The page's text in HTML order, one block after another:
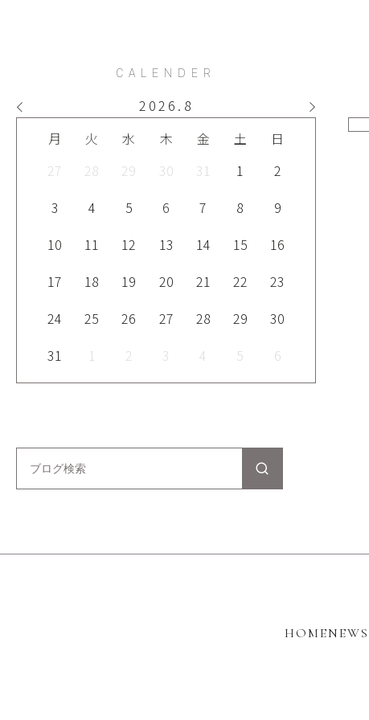
CALENDER
2026 . 8
月
火 水 木 金 土
日
27
28 29 30 31 1
2
3
4 5 6 7 8
9
10
11 12 13 14 15
16
17
18 19 20 21 22
23
24
25 26 27 28 29
30
31
1 2 3 4 5 6
HOMENEWS